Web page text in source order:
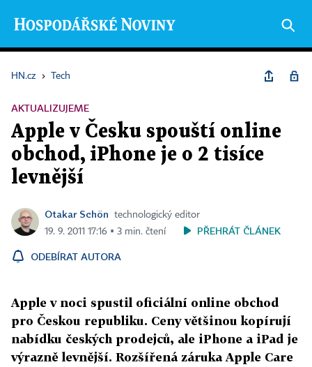
HN.cz › Tech
AKTUALIZUJEME
Apple v Česku spouští online
obchod, iPhone je o 2 tisíce
levnější
Otakar Schön
technologický editor
19. 9. 2011 17:16 ▪ 3 min. čtení
PŘEHRÁT ČLÁNEK
ODEBÍRAT AUTORA
Apple v noci spustil oficiální online obchod
pro Českou republiku. Ceny většinou kopírují
nabídku českých prodejců, ale iPhone a iPad je
výrazně levnější. Rozšířená záruka Apple Care